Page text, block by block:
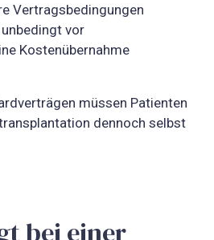
Vertragsbedingungen
vor
Kostenübernahme
müssen Patienten
dennoch selbst
bei einer